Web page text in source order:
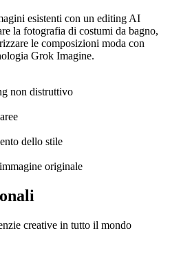
esistenti con un editing AI
la fotografia di costumi da bagno,
le composizioni moda con
Grok Imagine.
non distruttivo
dello stile
originale
creative in tutto il mondo